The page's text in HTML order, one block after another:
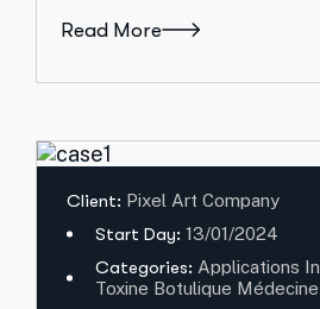
Read More
Client: Pixel Art Company
Start Day: 13/01/2024
Categories: Applications
Toxine Botulique Médecine